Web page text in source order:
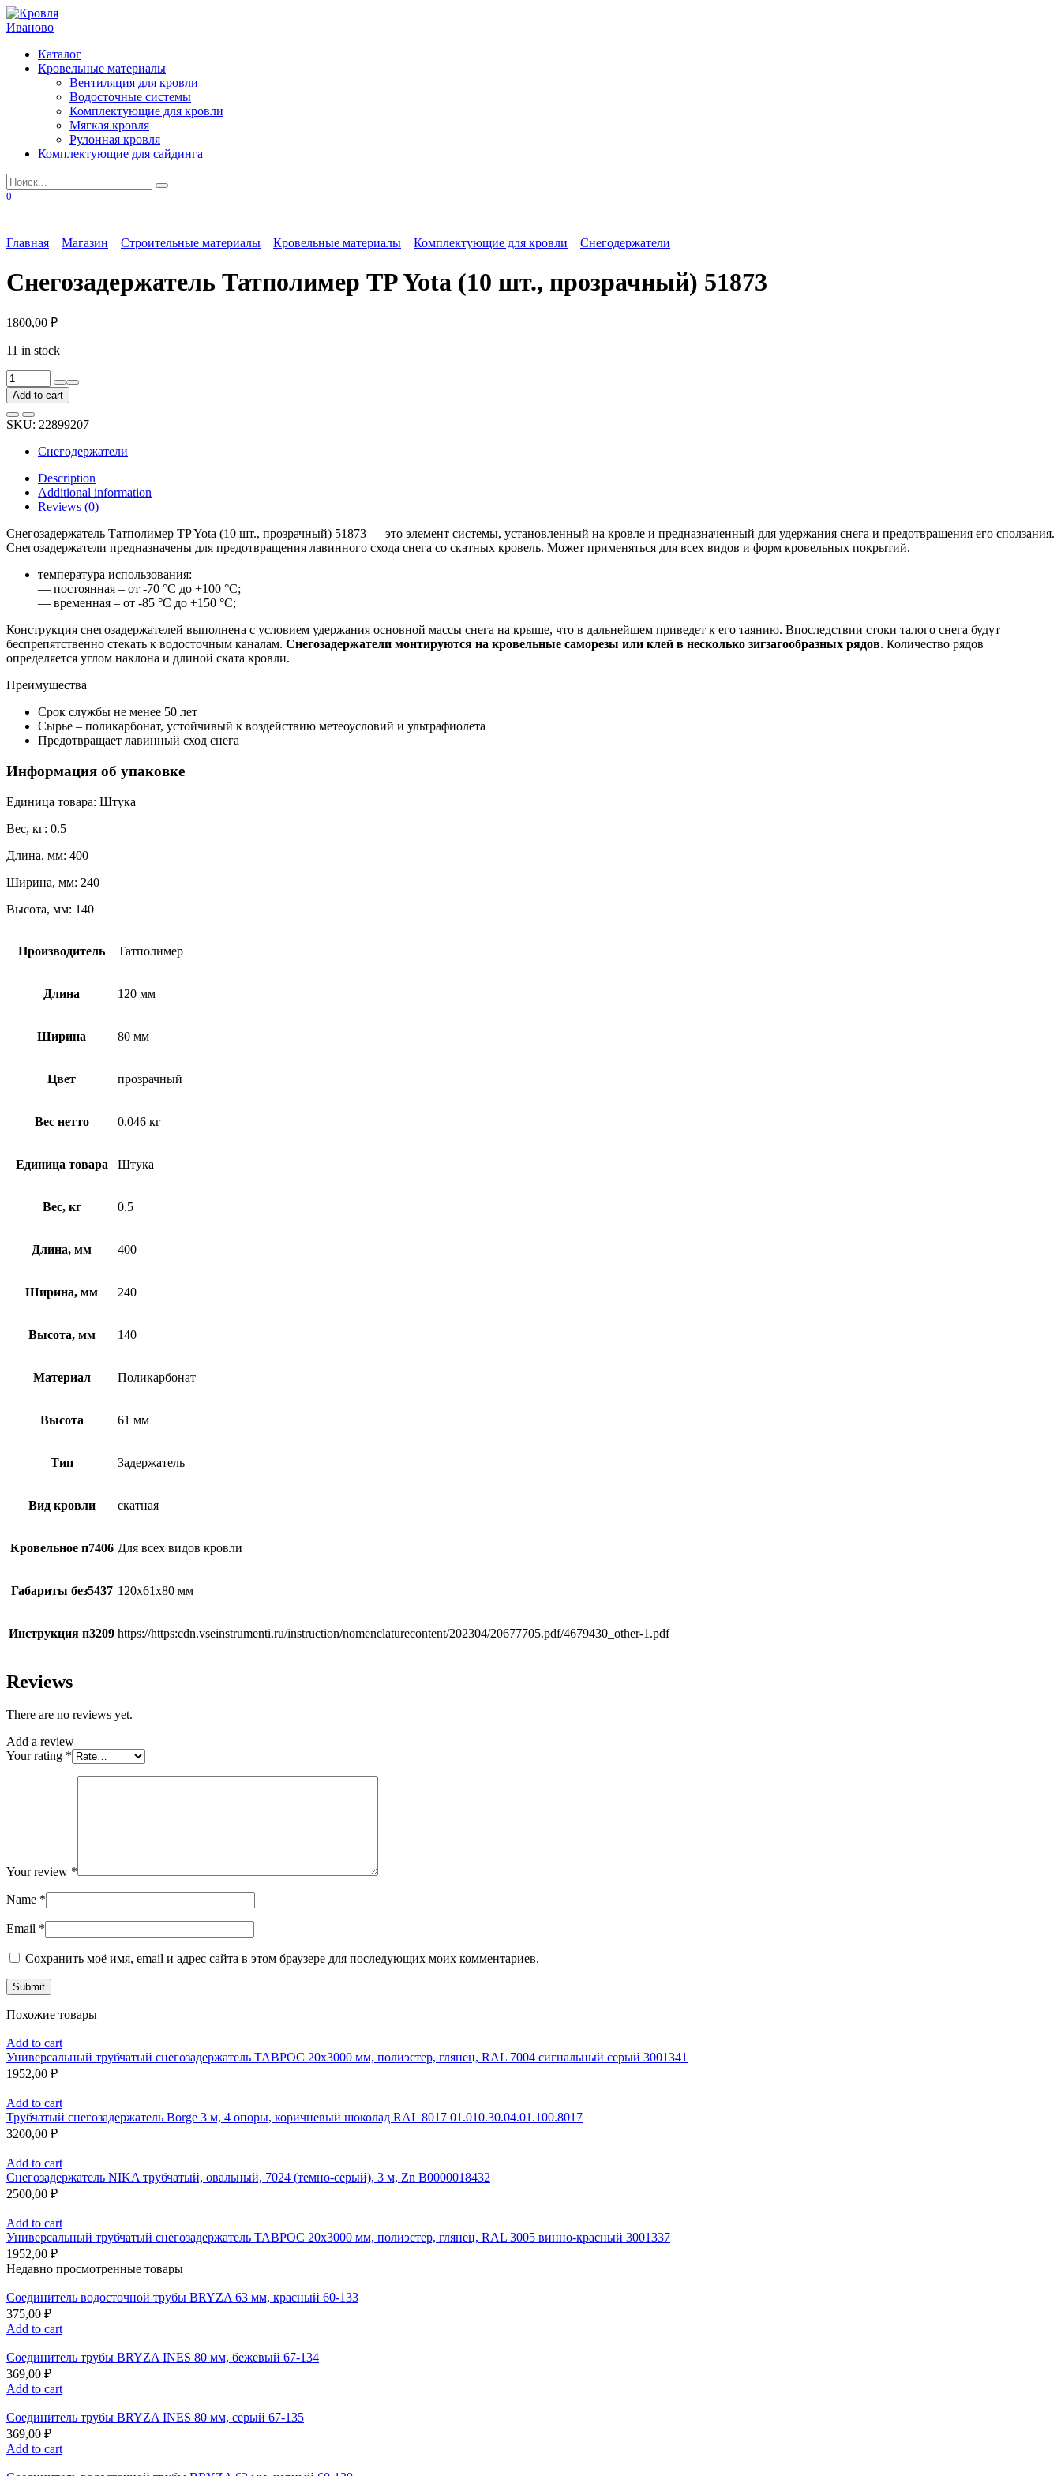
Перейти
к
Каталог
Кровельные материалы
Вентиляция для кровли
Водосточные системы
Комплектующие для кровли
Мягкая кровля
Рулонная кровля
Комплектующие для сайдинга
Search
for:
0
Главная Магазин Строительные материалы Кровельные материалы Комплектующие для кровли Снегодержатели
Снегозадержатель Татполимер TP Yota (10 шт., прозрачный) 51873
1800,00 ₽
11 in stock
Снегозадержатель
Татполимер
TP
Yota
(10
шт.,
прозрачный)
51873
quantity
Add to cart
SKU: 22899207
Снегодержатели
Description
Additional information
Reviews (0)
Снегозадержатель Татполимер TP Yota (10 шт., прозрачный) 51873 — это элемент системы, установленный на кровле и предназначенный для удержания снега и предотвращения его сползания.
Снегозадержатели предназначены для предотвращения лавинного схода снега со скатных кровель. Может применяться для всех видов и форм кровельных покрытий.
температура использования:
— постоянная – от -70 °С до +100 °С;
— временная – от -85 °С до +150 °С;
Конструкция снегозадержателей выполнена с условием удержания основной массы снега на крыше, что в дальнейшем приведет к его таянию. Впоследствии стоки талого снега будут
беспрепятственно стекать к водосточным каналам. Снегозадержатели монтируются на кровельные саморезы или клей в несколько зигзагообразных рядов. Количество рядов
определяется углом наклона и длиной ската кровли.
Преимущества
Срок службы не менее 50 лет
Сырье – поликарбонат, устойчивый к воздействию метеоусловий и ультрафиолета
Предотвращает лавинный сход снега
Информация об упаковке
Единица товара: Штука
Вес, кг: 0.5
Длина, мм: 400
Ширина, мм: 240
Высота, мм: 140
Производитель Татполимер
Длина 120 мм
Ширина 80 мм
Цвет прозрачный
Вес нетто 0.046 кг
Единица товара Штука
Вес, кг 0.5
Длина, мм 400
Ширина, мм 240
Высота, мм 140
Материал Поликарбонат
Высота 61 мм
Тип Задержатель
Вид кровли скатная
Кровельное п7406 Для всех видов кровли
Габариты без5437 120х61х80 мм
Инструкция п3209 https://https:cdn.vseinstrumenti.ru/instruction/nomenclaturecontent/202304/20677705.pdf/4679430_other-1.pdf
Reviews
There are no reviews yet.
Add a review
Your rating *
Your review *
Name *
Email *
Сохранить моё имя, email и адрес сайта в этом браузере для последующих моих комментариев.
Похожие товары
Add to cart
Универсальный трубчатый снегозадержатель ТАВРОС 20х3000 мм, полиэстер, глянец, RAL 7004 сигнальный серый 3001341
1952,00 ₽
Add to cart
Трубчатый снегозадержатель Borge 3 м, 4 опоры, коричневый шоколад RAL 8017 01.010.30.04.01.100.8017
3200,00 ₽
Add to cart
Снегозадержатель NIKA трубчатый, овальный, 7024 (темно-серый), 3 м, Zn В0000018432
2500,00 ₽
Add to cart
Универсальный трубчатый снегозадержатель ТАВРОС 20х3000 мм, полиэстер, глянец, RAL 3005 винно-красный 3001337
1952,00 ₽
Недавно просмотренные товары
Соединитель водосточной трубы BRYZA 63 мм, краcный 60-133
375,00 ₽
Add to cart
Соединитель трубы BRYZA INES 80 мм, бежевый 67-134
369,00 ₽
Add to cart
Соединитель трубы BRYZA INES 80 мм, серый 67-135
369,00 ₽
Add to cart